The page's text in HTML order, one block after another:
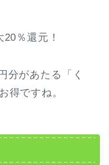
％還元！
分があたる「く
得ですね。